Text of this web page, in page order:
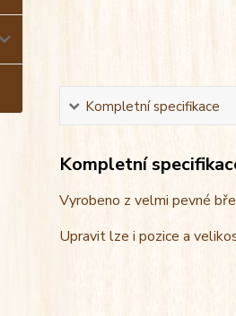
Kompletní specifikace
Kompletní
Vyrobeno z velmi pevné
Upravit lze i pozice a